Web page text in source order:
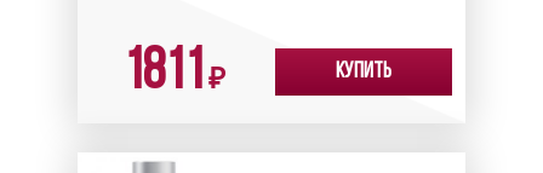
1811 ₽ Купить